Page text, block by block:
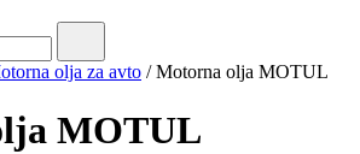
olja za avto / Motorna olja MOTUL
MOTUL